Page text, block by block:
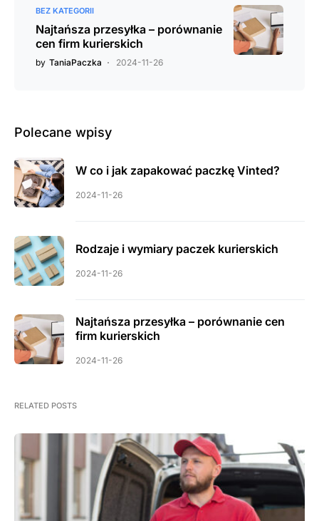
BEZ KATEGORII
Najtańsza przesyłka – porównanie
cen firm kurierskich
by TaniaPaczka 2024-11-26
Polecane wpisy
W co i jak zapakować paczkę Vinted?
2024-11-26
Rodzaje i wymiary paczek kurierskich
2024-11-26
Najtańsza przesyłka – porównanie cen
firm kurierskich
2024-11-26
RELATED POSTS